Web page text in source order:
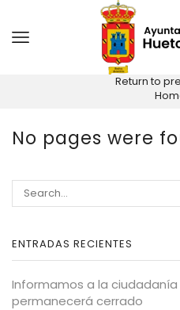
Return to
No pages were
ENTRADAS RECIENTES
Informamos a la
permanecerá cerrado